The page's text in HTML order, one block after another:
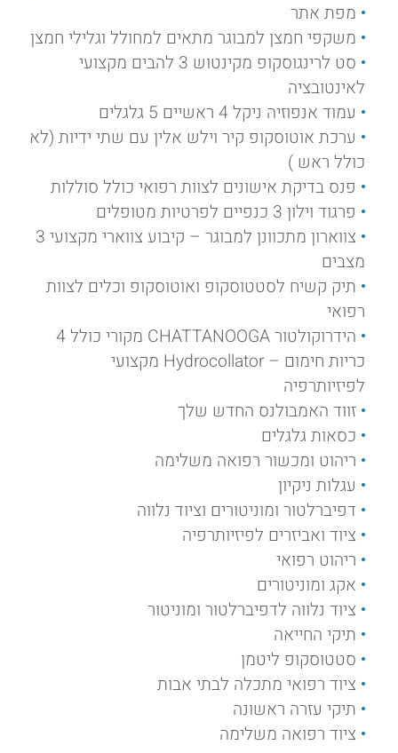
מפת אתר
משקפי חמצן למבוגר מתאים למחולל וגלילי חמצן
סט לרינגוסקופ מקינטוש 3 להבים מקצועי
לאינטובציה
עמוד אנפוזיה ניקל 4 ראשיים 5 גלגלים
ערכת אוטוסקופ קיר וילש אלין עם שתי ידיות (לא
כולל ראש )
פנס בדיקת אישונים לצוות רפואי כולל סוללות
פרגוד וילון 3 כנפיים לפרטיות מטופלים
צווארון מתכוונן למבוגר – קיבוע צווארי מקצועי 3
מצבים
תיק קשיח לסטטוסקופ ואוטוסקופ וכלים לצוות
רפואי
הידרוקולטור CHATTANOOGA מקורי כולל 4
כריות חימום – Hydrocollator מקצועי
לפיזיותרפיה
זווד האמבולנס החדש שלך
כסאות גלגלים
ריהוט ומכשור רפואה משלימה
עגלות ניקיון
דפיברלטור ומוניטורים וציוד נלווה
ציוד ואביזרים לפיזיותרפיה
ריהוט רפואי
אקג ומוניטורים
ציוד נלווה לדפיברלטור ומוניטור
תיקי החייאה
סטטוסקופ ליטמן
ציוד רפואי מתכלה לבתי אבות
תיקי עזרה ראשונה
ציוד רפואה משלימה